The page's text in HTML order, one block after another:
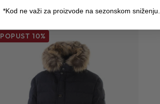
POPUST 10%
*Kod ne važi za proizvode na sezonskom sniženju.